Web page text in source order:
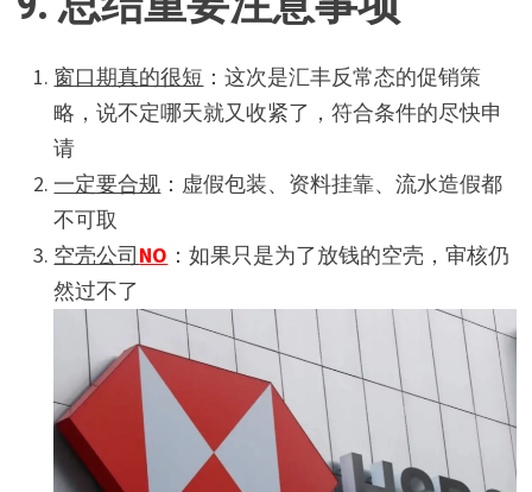
窗口期真的很短 ：这次是汇丰反常态的促销策
略，说不定哪天就又收紧了，符合条件的尽快申
请
一定要合规 ：虚假包装、资料挂靠、流水造假都
不可取
空壳公司NO ：如果只是为了放钱的空壳，审核仍
然过不了